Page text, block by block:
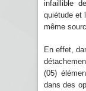
infaillible
quiétude et
même
En effet,
(05)
dans des